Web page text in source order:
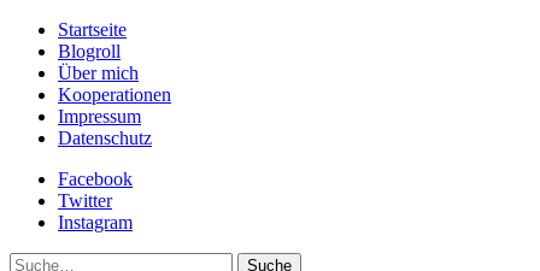
Startseite
Blogroll
Über mich
Kooperationen
Impressum
Datenschutz
Facebook
Twitter
Instagram
Suche